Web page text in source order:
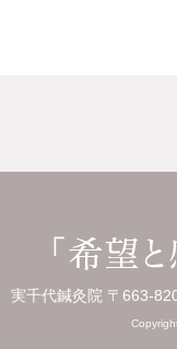
実千代鍼灸院 〒663-